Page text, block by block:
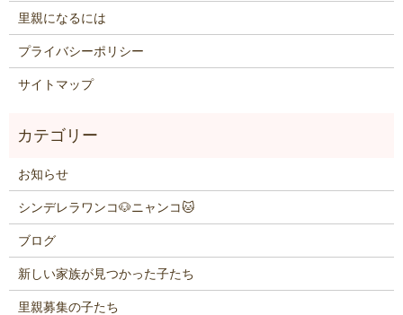
里親になるには
プライバシーポリシー
サイトマップ
お知らせ
シンデレラワンコ🐶ニャンコ🐱
ブログ
新しい家族が見つかった子たち
里親募集の子たち